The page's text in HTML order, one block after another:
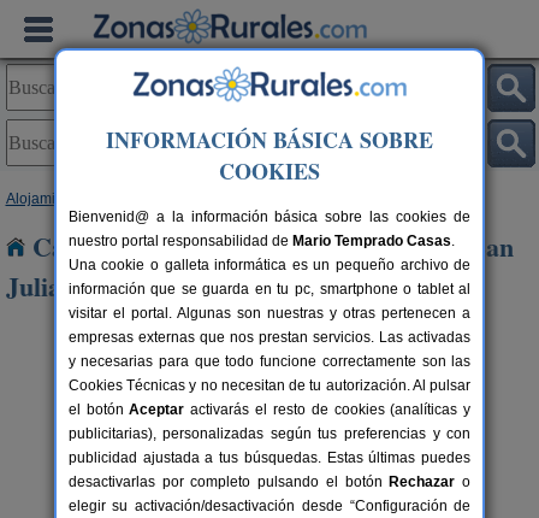
Alojamientos
Casas Rurales cerca de Las Ventas de San
Julian
11 pers.
desde30 €
Casa Las Alberquillas
El Real de San Vicente (Toledo)
INFORMACIÓN BÁSICA SOBRE
COOKIES
Bienvenid@ a la información básica sobre las cookies de
nuestro portal responsabilidad de Mario Temprado Casas.
Una cookie o galleta informática es un pequeño archivo de
información que se guarda en tu pc, smartphone o tablet al
visitar el portal. Algunas son nuestras y otras pertenecen a
empresas externas que nos prestan servicios. Las activadas
y necesarias para que todo funcione correctamente son las
Cookies Técnicas y no necesitan de tu autorización. Al pulsar
el botónAceptar activarás el resto de cookies (analíticas y
publicitarias), personalizadas según tus preferencias y con
publicidad ajustada a tus búsquedas. Estas últimas puedes
desactivarlas por completo pulsando el botón Rechazar o
elegir su activación/desactivación desde “Configuración de